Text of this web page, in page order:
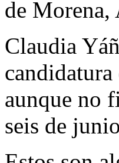
de
Claudia
aunque no
seis de